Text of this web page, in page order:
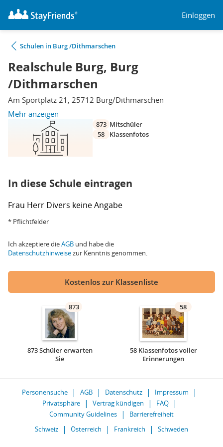
Einloggen
Schulen in Burg /Dithmarschen
Realschule Burg, Burg
/Dithmarschen
Am Sportplatz 21, 25712 Burg/Dithmarschen
Mehr anzeigen
873 Mitschüler
58
Klassenfotos
In diese Schule eintragen
Frau Herr Divers keine Angabe
* Pflichtfelder
Ich akzeptiere dieAGB und habe die
Datenschutzhinweisezur Kenntnis genommen.
Kostenlos zur Klassenliste
873
873 Schüler erwarten
Sie
58
58 Klassenfotos voller
Erinnerungen
Personensuche AGB Datenschutz
Impressum
Privatsphäre
Vertrag kündigen
FAQ
Community Guidelines
Barrierefreiheit
Schweiz
Österreich Frankreich Schweden